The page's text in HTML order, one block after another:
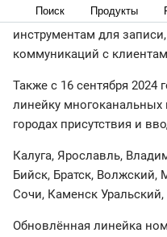
Поиск Продукты
предпринимателям
инструментам для
коммуникаций с
Также с 16 сентября 2024
линейку многоканальных
городах присутствия и
Калуга, Ярославль,
Бийск, Братск, Волжский,
Сочи, Каменск
Обновлённая линейка